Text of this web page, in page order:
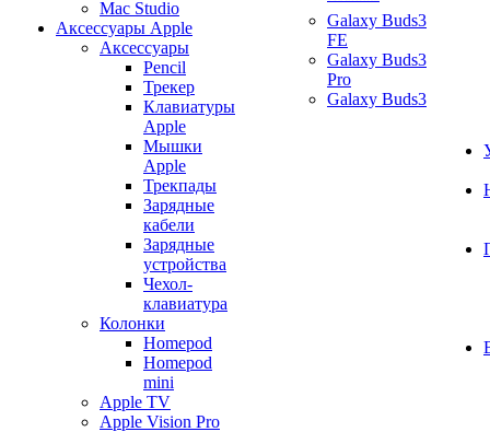
Mac Studio
Аксессуары Apple
Аксессуары
Pencil
Трекер
Клавиатуры
Apple
Мышки
Apple
Трекпады
Зарядные
кабели
Зарядные
устройства
Чехол-
клавиатура
Колонки
Homepod
Homepod
mini
Apple TV
Apple Vision Pro
Galaxy Buds3
FE
Galaxy Buds3
Pro
Galaxy Buds3